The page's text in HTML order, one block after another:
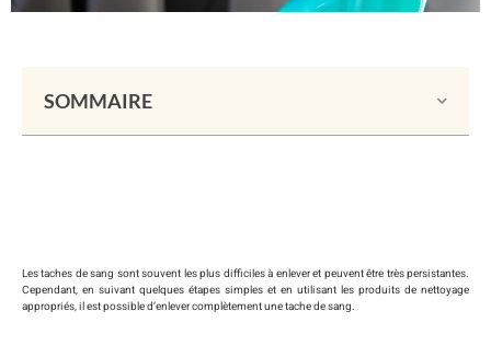
SOMMAIRE
Les taches de sang sont souvent les plus difficiles à enlever et peuvent être très persistantes.
Cependant, en suivant quelques étapes simples et en utilisant les produits de nettoyage
appropriés, il est possible d’enlever complètement une tache de sang.